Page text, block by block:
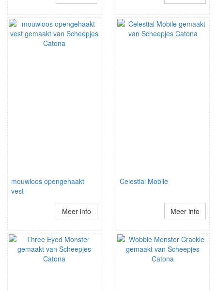
mouwloos opengehaakt
vest
Meer info
Celestial Mobile
Meer info